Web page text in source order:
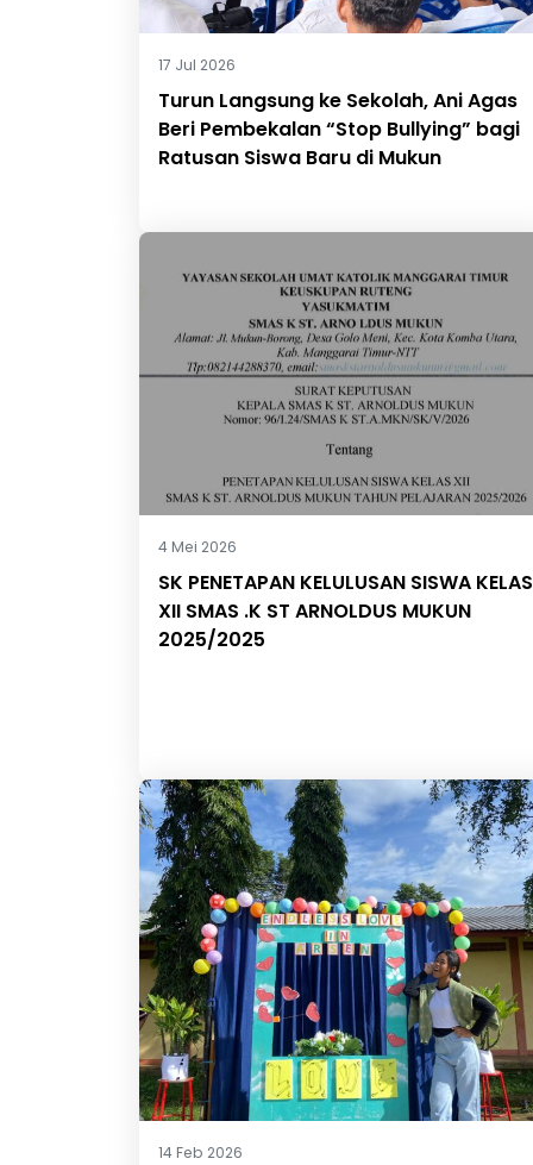
17 Jul 2026
Turun Langsung ke Sekolah, Ani Agas
Beri Pembekalan “Stop Bullying” bagi
Ratusan Siswa Baru di Mukun
4 Mei 2026
SK PENETAPAN KELULUSAN SISWA KELAS
XII SMAS .K ST ARNOLDUS MUKUN
2025/2025
14 Feb 2026